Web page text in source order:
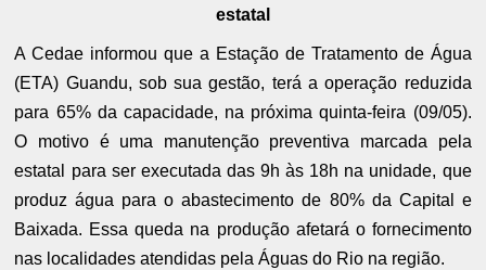
estatal
A Cedae informou que a Estação de Tratamento de Água
(ETA) Guandu, sob sua gestão, terá a operação reduzida
para 65% da capacidade, na próxima quinta-feira (09/05).
O motivo é uma manutenção preventiva marcada pela
estatal para ser executada das 9h às 18h na unidade, que
produz água para o abastecimento de 80% da Capital e
Baixada. Essa queda na produção afetará o fornecimento
nas localidades atendidas pela Águas do Rio na região.